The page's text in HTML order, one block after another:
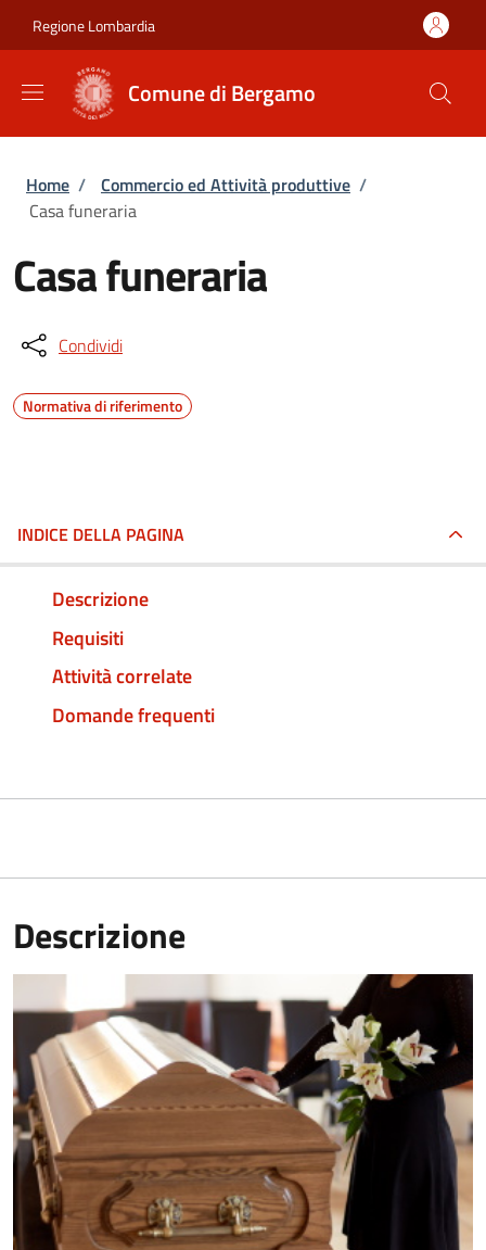
Regione Lombardia
Comune di Bergamo
Briciole di pane
Home / Commercio ed Attività produttive /
Casa funeraria
Casa funeraria
Condividi
Normativa di riferimento
INDICE DELLA PAGINA
Descrizione
Requisiti
Attività correlate
Domande frequenti
Descrizione